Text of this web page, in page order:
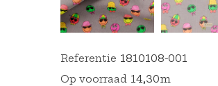
Referentie 1810108-001
Op voorraad 14,30m